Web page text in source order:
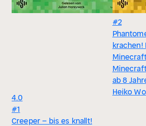
4.0
#1
Creeper – bis es knallt!
#2
krachen!
Minecraft
ab 8
Heiko